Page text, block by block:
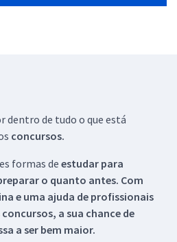
dentro de tudo o que está
concursos.
formas de estudar para
o quanto antes. Com
e uma ajuda de profissionais
concursos, a sua chance de
a ser bem maior.